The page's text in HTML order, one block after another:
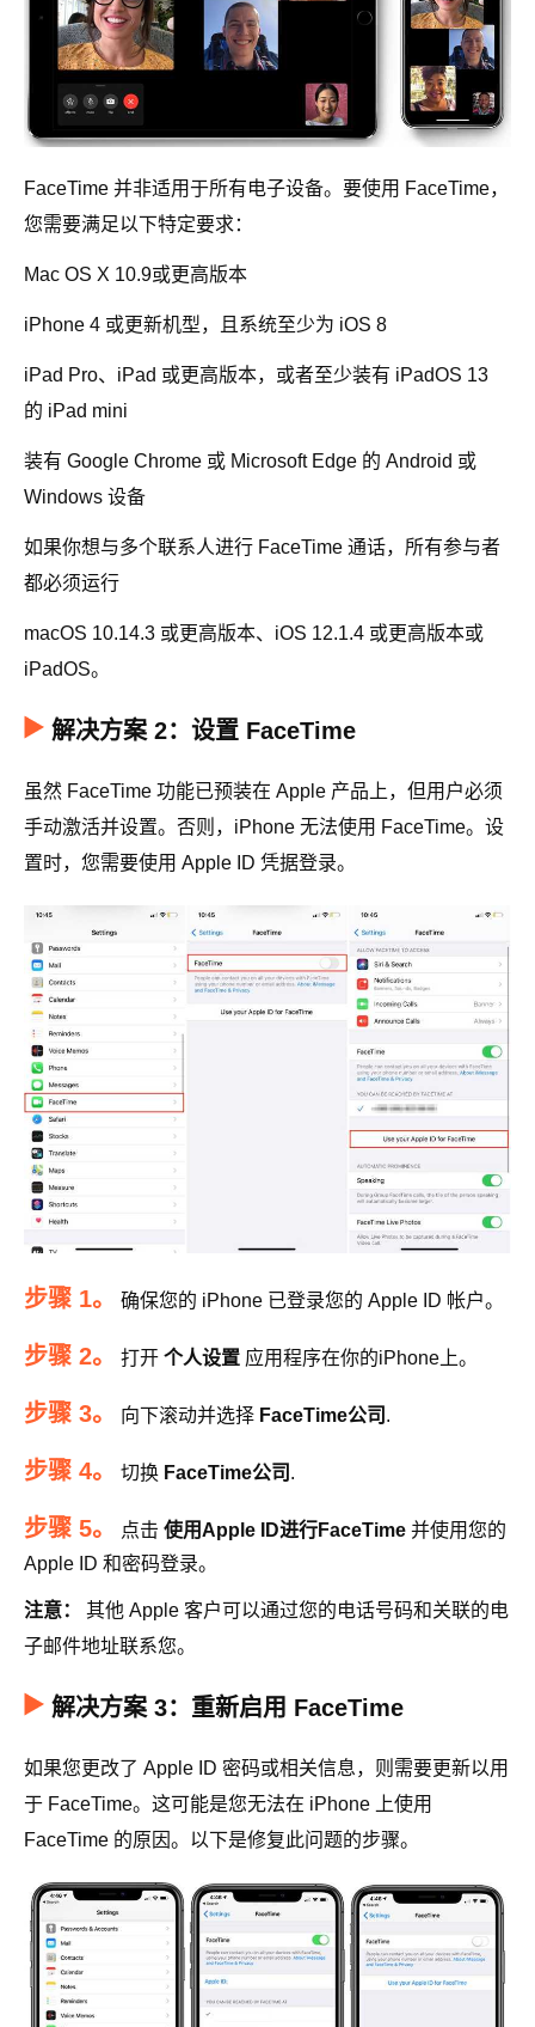
FaceTime 并非适用于所有电子设备。要使用 FaceTime，
您需要满足以下特定要求：
Mac OS X 10.9或更高版本
iPhone 4 或更新机型，且系统至少为 iOS 8
iPad Pro、iPad 或更高版本，或者至少装有 iPadOS 13
的 iPad mini
装有 Google Chrome 或 Microsoft Edge 的 Android 或
Windows 设备
如果你想与多个联系人进行 FaceTime 通话，所有参与者
都必须运行
macOS 10.14.3 或更高版本、iOS 12.1.4 或更高版本或
iPadOS。
解决方案 2：设置 FaceTime
虽然 FaceTime 功能已预装在 Apple 产品上，但用户必须
手动激活并设置。否则，iPhone 无法使用 FaceTime。设
置时，您需要使用 Apple ID 凭据登录。
步骤 1。 确保您的 iPhone 已登录您的 Apple ID 帐户。
步骤 2。 打开 个人设置 应用程序在你的iPhone上。
步骤 3。 向下滚动并选择 FaceTime公司 .
步骤 4。 切换 FaceTime公司 .
步骤 5。 点击 使用Apple ID进行FaceTime 并使用您的
Apple ID 和密码登录。
注意：
其他 Apple 客户可以通过您的电话号码和关联的电
子邮件地址联系您。
解决方案 3：重新启用 FaceTime
如果您更改了 Apple ID 密码或相关信息，则需要更新以用
于 FaceTime。这可能是您无法在 iPhone 上使用
FaceTime 的原因。以下是修复此问题的步骤。